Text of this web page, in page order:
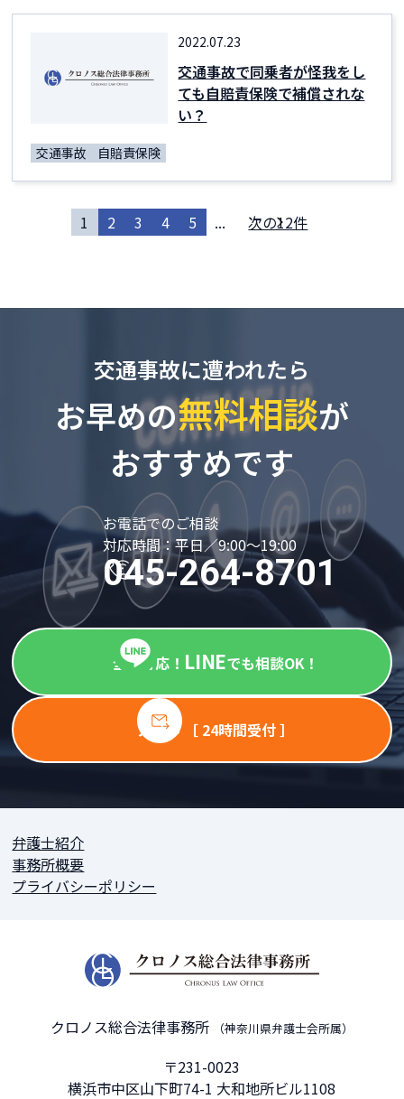
2022.07.23
交通事故で同乗者が怪我をし
ても自賠責保険で補償されな
い？
交通事故 自賠責保険
1 2 3 4 5 ... 次の12件
交通事故に遭われたら
お早めの無料相談が
おすすめです
お電話でのご相談
対応時間：平日／9:00～19:00
045-264-8701
全国対応！ LINEでも相談OK！
メール ［ 24時間受付 ］
弁護士紹介
事務所概要
プライバシーポリシー
クロノス総合法律事務所 （神奈川県弁護士会所属）
〒231-0023
横浜市中区山下町74-1 大和地所ビル1108